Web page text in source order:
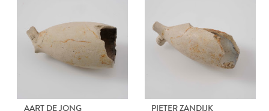
AART DE JONG PIETER ZANDIJK